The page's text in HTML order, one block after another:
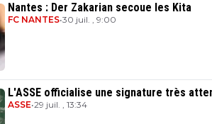
Nantes : Der Zakarian secoue les Kita
FC NANTES•30 juil. , 9:00
L'ASSE officialise une signature très
ASSE•29 juil. , 13:34